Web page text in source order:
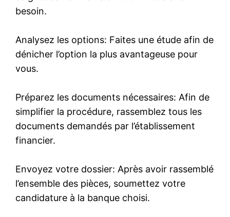
besoin.
Analysez les options: Faites une étude afin de
dénicher l’option la plus avantageuse pour
vous.
Préparez les documents nécessaires: Afin de
simplifier la procédure, rassemblez tous les
documents demandés par l’établissement
financier.
Envoyez votre dossier: Après avoir rassemblé
l’ensemble des pièces, soumettez votre
candidature à la banque choisi.